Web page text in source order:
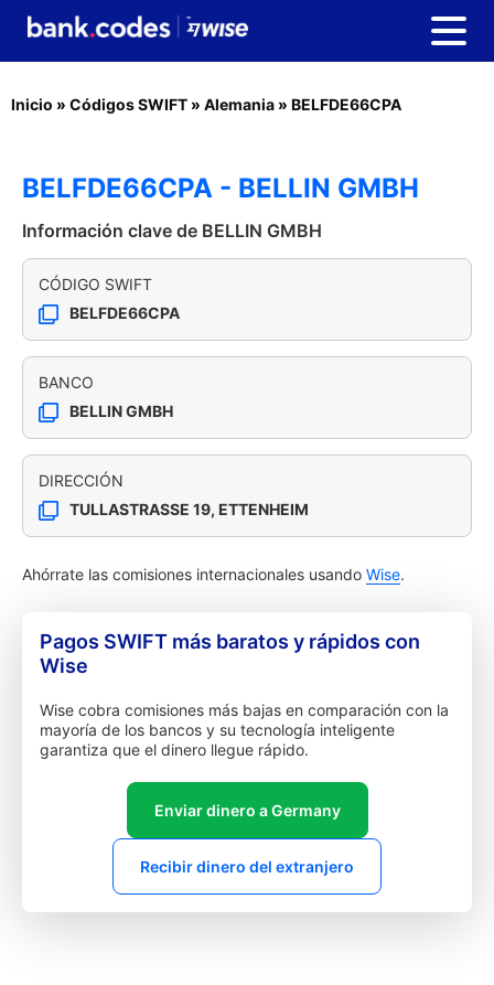
Inicio » Códigos SWIFT » Alemania » BELFDE66CPA
BELFDE66CPA - BELLIN GMBH
Información clave de BELLIN GMBH
CÓDIGO SWIFT
BELFDE66CPA
BANCO
BELLIN GMBH
DIRECCIÓN
TULLASTRASSE 19, ETTENHEIM
Ahórrate las comisiones internacionales usando Wise.
Pagos SWIFT más baratos y rápidos con
Wise
Wise cobra comisiones más bajas en comparación con la
mayoría de los bancos y su tecnología inteligente
garantiza que el dinero llegue rápido.
Enviar dinero a Germany
Recibir dinero del extranjero